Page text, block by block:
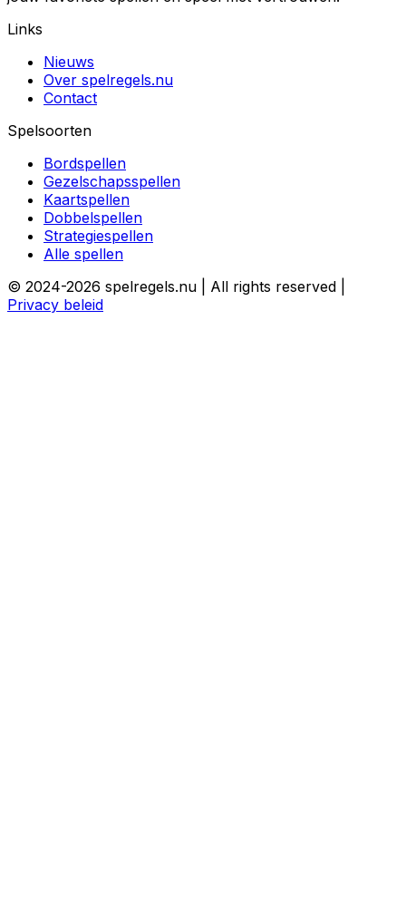
Links
Nieuws
Over spelregels.nu
Contact
Spelsoorten
Bordspellen
Gezelschapsspellen
Kaartspellen
Dobbelspellen
Strategiespellen
Alle spellen
© 2024-2026 spelregels.nu | All rights reserved |
Privacy beleid